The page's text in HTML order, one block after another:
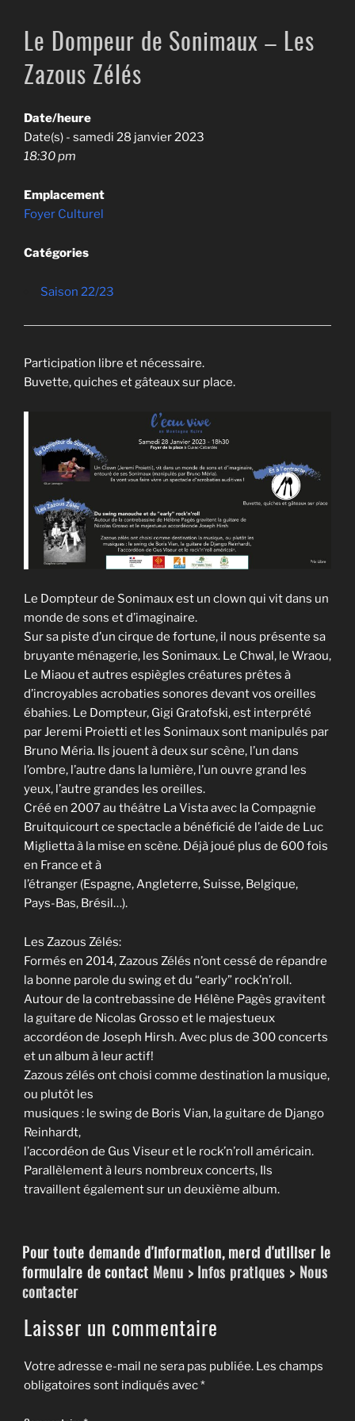
Le Dompeur de Sonimaux – Les
Zazous Zélés
Date/heure
Date(s) - samedi 28 janvier 2023
18:30 pm
Emplacement
Foyer Culturel
Catégories
Saison 22/23
Participation libre et nécessaire.
Buvette, quiches et gâteaux sur place.
Le Dompteur de Sonimaux est un clown qui vit dans un
monde de sons et d’imaginaire.
Sur sa piste d’un cirque de fortune, il nous présente sa
bruyante ménagerie, les Sonimaux. Le Chwal, le Wraou,
Le Miaou et autres espiègles créatures prêtes à
d’incroyables acrobaties sonores devant vos oreilles
ébahies. Le Dompteur, Gigi Gratofski, est interprété
par Jeremi Proietti et les Sonimaux sont manipulés par
Bruno Méria. Ils jouent à deux sur scène, l’un dans
l’ombre, l’autre dans la lumière, l’un ouvre grand les
yeux, l’autre grandes les oreilles.
Créé en 2007 au théâtre La Vista avec la Compagnie
Bruitquicourt ce spectacle a bénéficié de l’aide de Luc
Miglietta à la mise en scène. Déjà joué plus de 600 fois
en France et à
l’étranger (Espagne, Angleterre, Suisse, Belgique,
Pays-Bas, Brésil…).
Les Zazous Zélés:
Formés en 2014, Zazous Zélés n’ont cessé de répandre
la bonne parole du swing et du “early” rock’n’roll.
Autour de la contrebassine de Hélène Pagès gravitent
la guitare de Nicolas Grosso et le majestueux
accordéon de Joseph Hirsh. Avec plus de 300 concerts
et un album à leur actif!
Zazous zélés ont choisi comme destination la musique,
ou plutôt les
musiques : le swing de Boris Vian, la guitare de Django
Reinhardt,
l’accordéon de Gus Viseur et le rock’n’roll américain.
Parallèlement à leurs nombreux concerts, Ils
travaillent également sur un deuxième album.
Pour toute demande d'information, merci d'utiliser le
formulaire de contact Menu > Infos pratiques > Nous
contacter
Laisser un commentaire
Votre adresse e-mail ne sera pas publiée. Les champs
obligatoires sont indiqués avec*